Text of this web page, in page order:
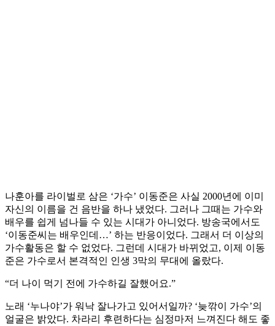
나훈아를 라이벌로 삼은 ‘가수’ 이동준은 사실 2000년에 이미
자신의 이름을 건 음반을 하나 냈었다. 그러나 그때는 가수와
배우를 쉽게 넘나들 수 있는 시대가 아니었다. 방송국에서도
‘이동준씨는 배우인데…’ 하는 반응이었다. 그래서 더 이상의
가수활동은 할 수 없었다. 그런데 시대가 바뀌었고, 이제 이동
준은 가수로서 본격적인 인생 3막의 무대에 올랐다.
“더 나이 먹기 전에 가수하길 잘했어요.”
노래 ‘누나야’가 워낙 잘나가고 있어서일까? ‘늦깎이 가수’의
얼굴은 밝았다. 차라리 후련하다는 심정마저 느껴진다 해도 좋